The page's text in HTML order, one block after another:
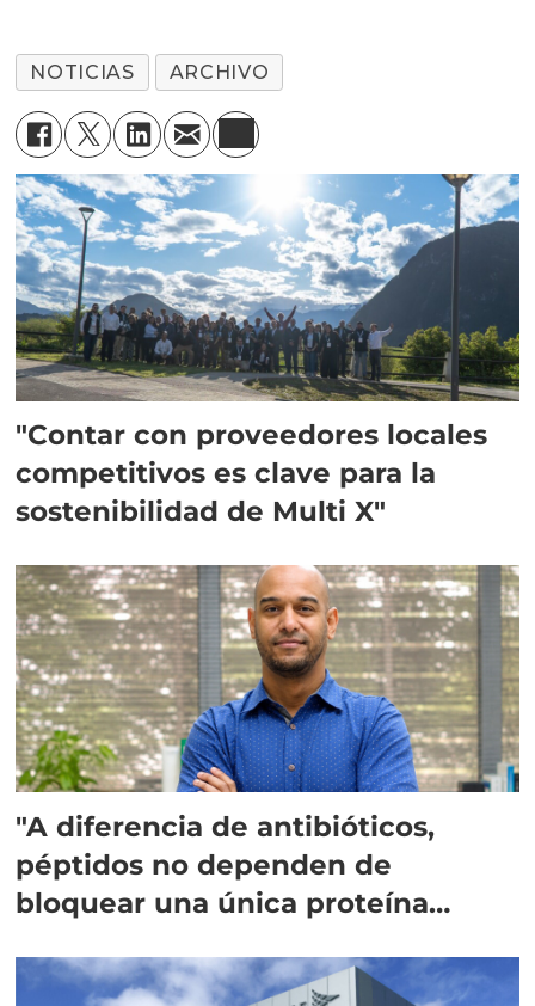
NOTICIAS ARCHIVO
"Contar con proveedores locales
competitivos es clave para la
sostenibilidad de Multi X"
"A diferencia de antibióticos,
péptidos no dependen de
bloquear una única proteína